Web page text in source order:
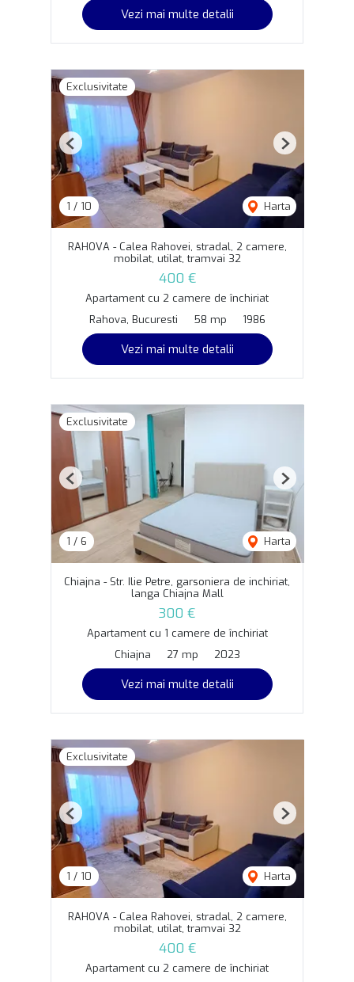
Vezi mai multe detalii
Exclusivitate
1 / 10 Harta
Previous Next
RAHOVA - Calea Rahovei, stradal, 2 camere,
mobilat, utilat, tramvai 32
400 €
Apartament cu 2 camere de închiriat
Rahova, Bucuresti
58 mp 1986
Vezi mai multe detalii
Exclusivitate
1 / 6 Harta
Previous Next
Chiajna - Str. Ilie Petre, garsoniera de inchiriat,
langa Chiajna Mall
300 €
Apartament cu 1 camere de închiriat
Chiajna
27 mp 2023
Vezi mai multe detalii
Exclusivitate
1 / 10 Harta
Previous Next
RAHOVA - Calea Rahovei, stradal, 2 camere,
mobilat, utilat, tramvai 32
400 €
Apartament cu 2 camere de închiriat